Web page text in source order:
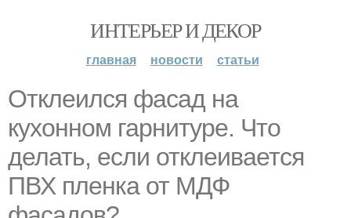
ИНТЕРЬЕР И ДЕКОР
главная новости статьи
Отклеился фасад на
кухонном гарнитуре. Что
делать, если отклеивается
ПВХ пленка от МДФ